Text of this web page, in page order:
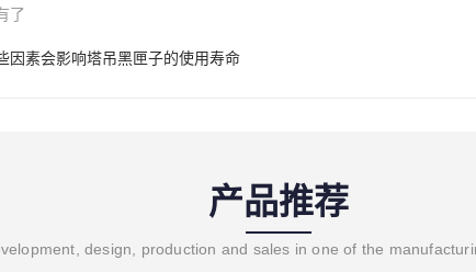
了
因素会影响塔吊黑匣子的使用寿命
产品推荐
design, production and sales in one of the